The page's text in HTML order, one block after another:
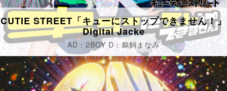
CUTIE STREET「キューにストップできません！」
Digital Jacke
AD：2BOY D：鵜飼まなみ